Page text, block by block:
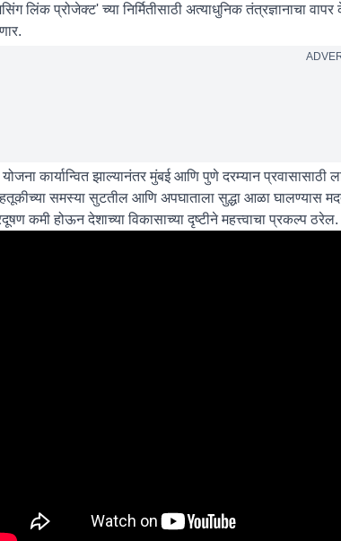
लिंक प्रोजेक्ट' च्या निर्मितीसाठी अत्याधुनिक तंत्रज्ञानाचा
योजना कार्यान्वित झाल्यानंतर मुंबई आणि पुणे दरम्यान प्रवासासाठी
समस्या सुटतील आणि अपघाताला सुद्धा आळा घालण्यास
कमी होऊन देशाच्या विकासाच्या दृष्टीने महत्त्वाचा प्रकल्प ठरेल.